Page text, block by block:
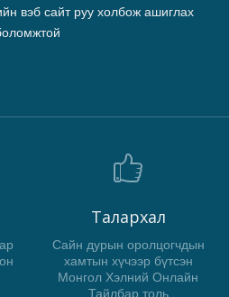
вэб сайт руу холбож ашиглах
Талархал
Сайн дурын оролцогчдын
хамтын хүчээр бүтсэн
Монгол Хэлний Онлайн
Тайлбар толь